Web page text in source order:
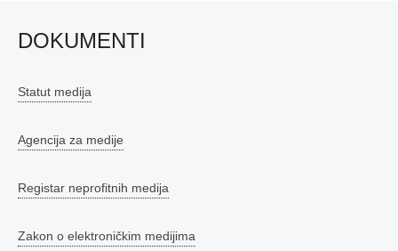
DOKUMENTI
Statut medija
Agencija za medije
Registar neprofitnih medija
Zakon o elektroničkim medijima